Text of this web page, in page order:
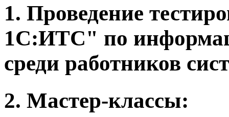
1. Проведение
1С:ИТС" по
среди работников
2. Мастер-классы: